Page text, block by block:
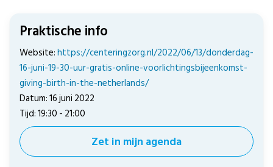
Praktische info
Website:https://centeringzorg.nl/2022/06/13/donderdag-
16-juni-19-30-uur-gratis-online-voorlichtingsbijeenkomst-
giving-birth-in-the-netherlands/
Datum: 16 juni 2022
Tijd: 19:30 - 21:00
Zet in mijn agenda